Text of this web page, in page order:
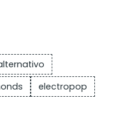
electropop